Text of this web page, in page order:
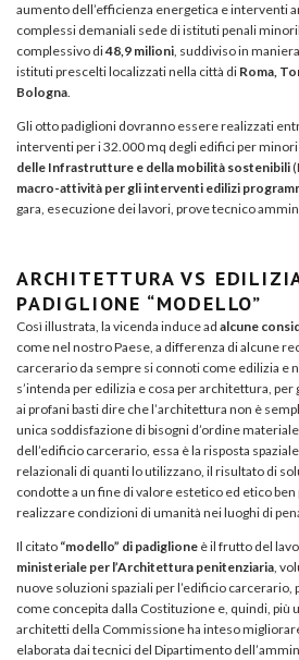
aumento dell’efficienza energetica e interventi
complessi demaniali sede di istituti penali
complessivo di48,9 milioni, suddiviso in
istituti prescelti localizzati nella città di Roma,
Bologna.
Gli otto padiglioni dovranno essere realizzati
interventi per i 32.000 mq degli edifici per
delle Infrastrutture e della mobilità sostenibili
macro-attività per gli interventi edilizi
gara, esecuzione dei lavori, prove tecnico
ARCHITETTURA VS
PADIGLIONE “MODELLO”
Così illustrata, la vicenda induce ad alcune
come nel nostro Paese, a differenza di alcune
carcerario da sempre si connoti come edilizia e
s’intenda per edilizia e cosa per architettura, per
ai profani basti dire che l’architettura non è
unica soddisfazione di bisogni d’ordine
dell’edificio carcerario, essa è la risposta
relazionali di quanti lo utilizzano, il risultato di
condotte a un fine di valore estetico ed etico
realizzare condizioni di umanità nei luoghi di
Il citato “modello” di padiglione è il frutto del
ministeriale per l’Architettura penitenziaria,
nuove soluzioni spaziali per l’edificio carcerario,
come concepita dalla Costituzione e, quindi, più
architetti della Commissione ha inteso
elaborata dai tecnici del Dipartimento